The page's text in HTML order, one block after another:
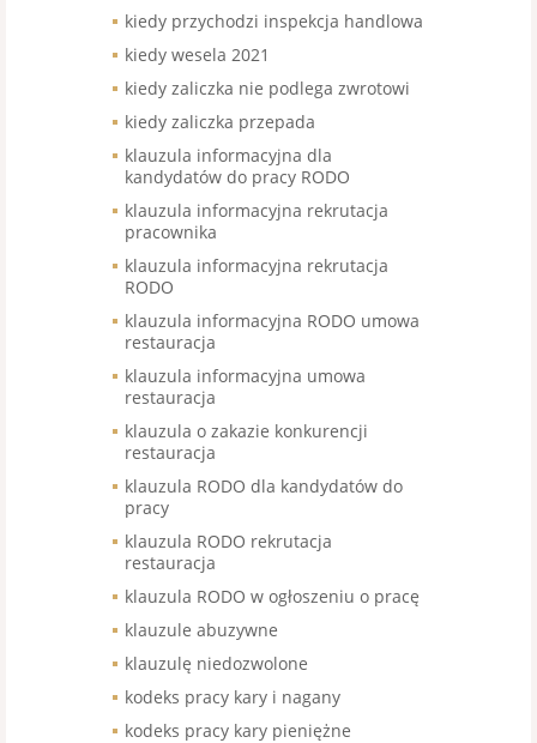
kiedy przychodzi inspekcja handlowa
kiedy wesela 2021
kiedy zaliczka nie podlega zwrotowi
kiedy zaliczka przepada
klauzula informacyjna dla
kandydatów do pracy RODO
klauzula informacyjna rekrutacja
pracownika
klauzula informacyjna rekrutacja
RODO
klauzula informacyjna RODO umowa
restauracja
klauzula informacyjna umowa
restauracja
klauzula o zakazie konkurencji
restauracja
klauzula RODO dla kandydatów do
pracy
klauzula RODO rekrutacja
restauracja
klauzula RODO w ogłoszeniu o pracę
klauzule abuzywne
klauzulę niedozwolone
kodeks pracy kary i nagany
kodeks pracy kary pieniężne